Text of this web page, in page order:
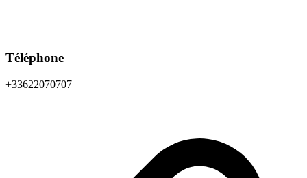
Téléphone
+33622070707